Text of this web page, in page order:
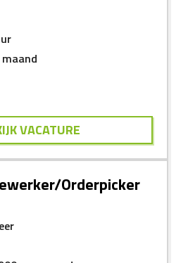
maand
VACATURE
Orderpicker